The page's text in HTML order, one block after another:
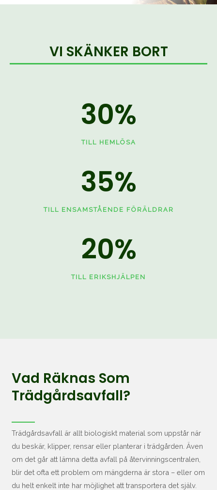
VI SKÄNKER BORT
30%
TILL HEMLÖSA
35%
TILL ENSAMSTÅENDE FÖRÄLDRAR
20%
TILL ERIKSHJÄLPEN
Vad Räknas Som
Trädgårdsavfall?
Trädgårdsavfall är allt biologiskt material som uppstår när
du beskär, klipper, rensar eller planterar i trädgården. Även
om det går att lämna detta avfall på återvinningscentralen,
blir det ofta ett problem om mängderna är stora – eller om
du helt enkelt inte har möjlighet att transportera det själv.